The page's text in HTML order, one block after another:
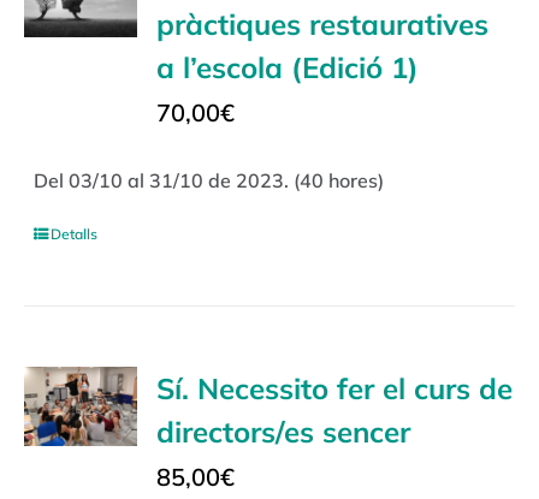
pràctiques restauratives
a l’escola (Edició 1)
70,00€
Del 03/10 al 31/10 de 2023. (40 hores)
Detalls
Sí. Necessito fer el curs de
directors/es sencer
85,00€